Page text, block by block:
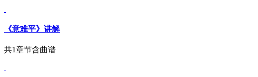
《意难平》讲解
共1章节含曲谱